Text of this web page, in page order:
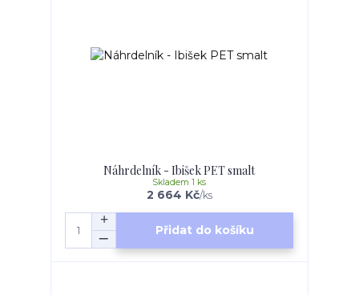
Náhrdelník - Ibišek PET smalt
2 664 Kč/ks
Skladem 1 ks
Přidat do košíku